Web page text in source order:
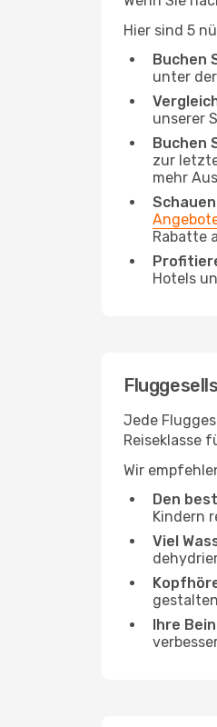
Hier sind 5
Buchen
unter
unserer
Buchen
zur
mehr
Rabatte
Hotels
Jede
Reiseklasse
Wir
Den
Kindern
Viel
Ihre